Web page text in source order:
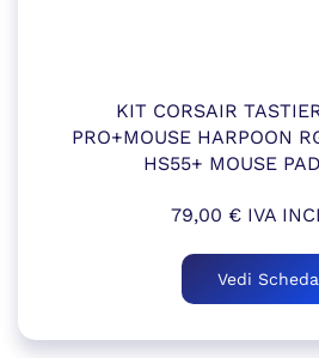
KIT CORSAIR
PRO+MOUSE HARPOON
HS55+ MOUSE
79,00 €IVA
Vedi Scheda